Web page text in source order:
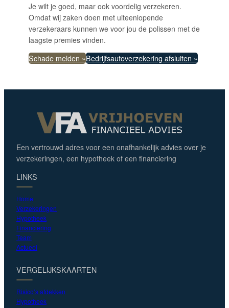
Je wilt je goed, maar ook voordelig verzekeren.
Omdat wij zaken doen met uiteenlopende
verzekeraars kunnen we voor jou de polissen met de
laagste premies vinden.
Schade melden »Bedrijfsautoverzekering afsluiten »
Een vertrouwd adres voor een onafhankelijk advies over je
verzekeringen, een hypotheek of een financiering
LINKS
Home
Verzekeringen
Hypotheek
Financiering
Team
Actueel
VERGELIJKSKAARTEN
Risico’s afdekken
Hypotheek